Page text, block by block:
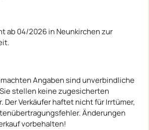
ab 04/2026 in Neunkirchen zur
Angaben sind unverbindliche
stellen keine zugesicherten
Der Verkäufer haftet nicht für Irrtümer,
Änderungen
vorbehalten!